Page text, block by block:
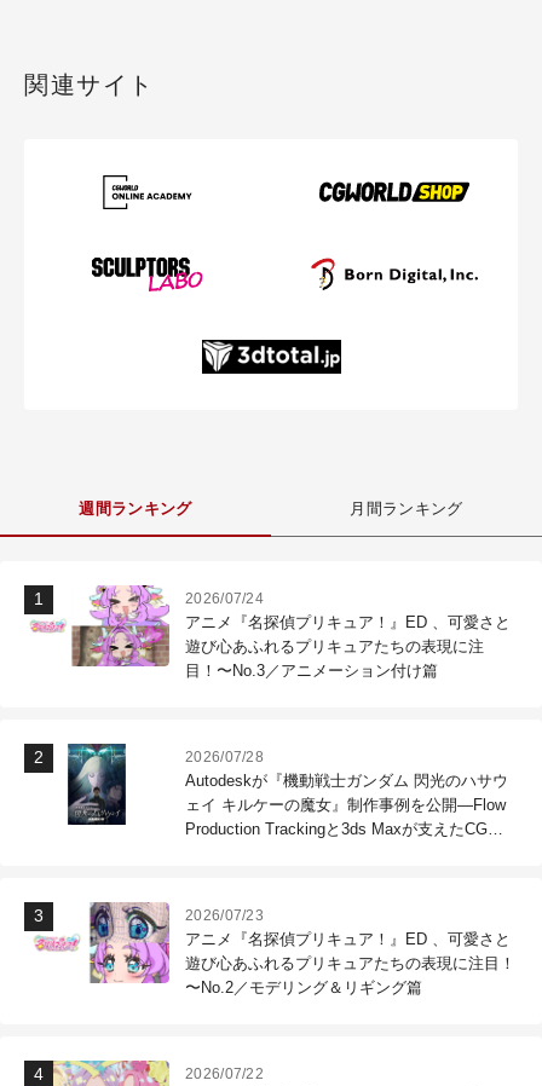
関連サイト
週間ランキング 月間ランキング
2026/07/24
アニメ『名探偵プリキュア！』ED 、可愛さと
遊び心あふれるプリキュアたちの表現に注
目！〜No.3／アニメーション付け篇
2026/07/28
Autodeskが『機動戦士ガンダム 閃光のハサウ
ェイ キルケーの魔女』制作事例を公開―Flow
Production Trackingと3ds Maxが支えたCG制
2026/07/23
アニメ『名探偵プリキュア！』ED 、可愛さと
遊び心あふれるプリキュアたちの表現に注目！
〜No.2／モデリング＆リギング篇
2026/07/22